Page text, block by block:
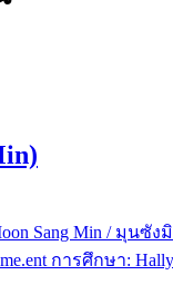
Sang Min / มุน
การศึกษา: Hallym